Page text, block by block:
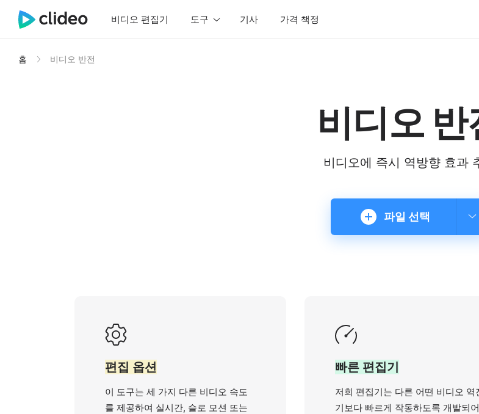
비디오 편집기 도구 기사 가격 책정
홈 비디오 반전
비디오 반
비디오에 즉시 역방향 효과
파일 선택
편집 옵션
이 도구는 세 가지 다른 비디오 속도
를 제공하여 실시간, 슬로 모션 또는
빠른 편집기
저희 편집기는 다른 어떤 비디오 역
기보다 빠르게 작동하도록 개발되어